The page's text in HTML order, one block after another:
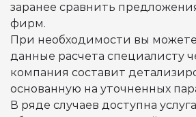
заранее сравнить
фирм.
При необходимости вы
данные расчета специалисту
компания составит
основанную на уточненных
В ряде случаев доступна